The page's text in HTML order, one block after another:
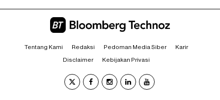
Tentang Kami Redaksi Pedoman Media Siber Karir
Disclaimer Kebijakan Privasi